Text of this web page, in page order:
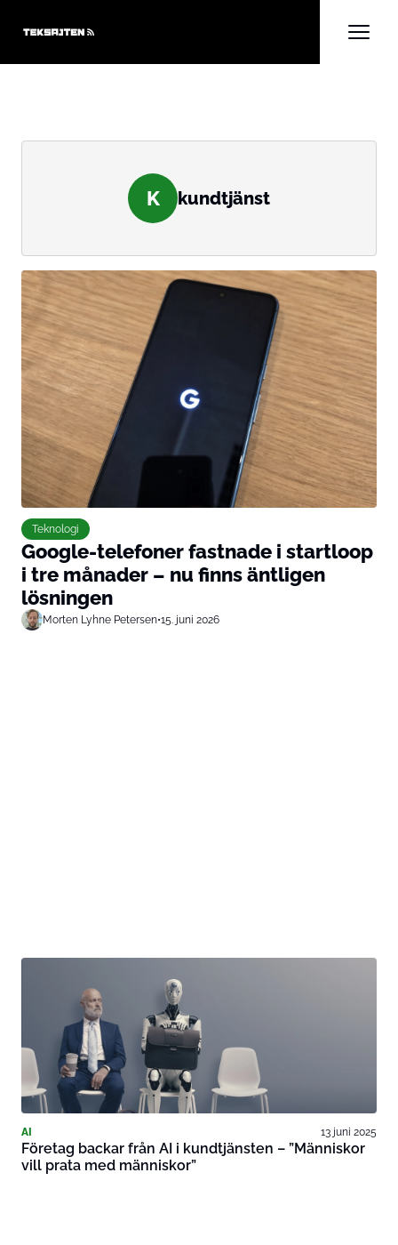
K kundtjänst
Teknologi
Google-telefoner fastnade i startloop
i tre månader – nu finns äntligen
lösningen
Morten Lyhne Petersen•15. juni 2026
AI 13 juni 2025
Företag backar från AI i kundtjänsten – ”Människor
vill prata med människor”